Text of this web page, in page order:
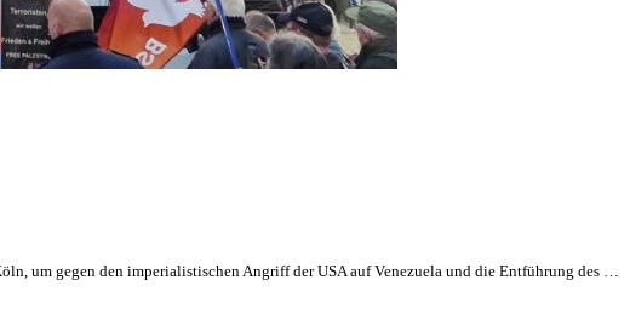
um gegen den imperialistischen Angriff der USA auf Venezuela und die Entführung des …